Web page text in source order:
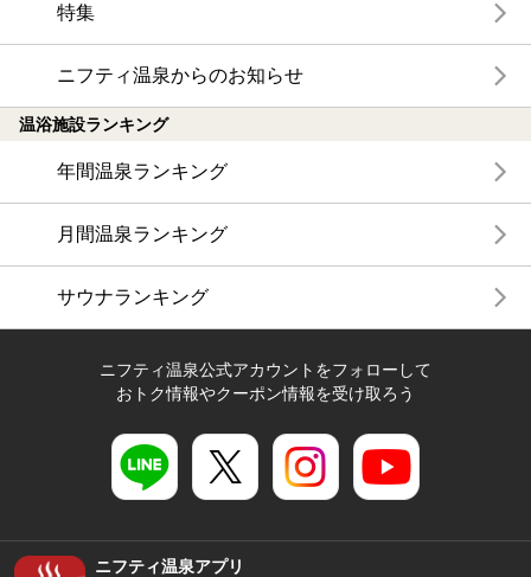
特集
ニフティ温泉からのお知らせ
温浴施設ランキング
年間温泉ランキング
月間温泉ランキング
サウナランキング
ニフティ温泉公式アカウントをフォローして
おトク情報やクーポン情報を受け取ろう
ニフティ温泉アプリ